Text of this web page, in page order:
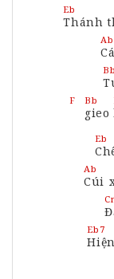
Eb
Thánh
Ab
F Bb
gieo
Eb
Ab
Cúi
Eb7
Hiện